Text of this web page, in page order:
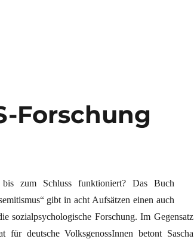
Forschung
zum Schluss funktioniert? Das Buch
gibt in acht Aufsätzen einen auch
sozialpsychologische Forschung. Im Gegensatz
deutsche VolksgenossInnen betont Sascha